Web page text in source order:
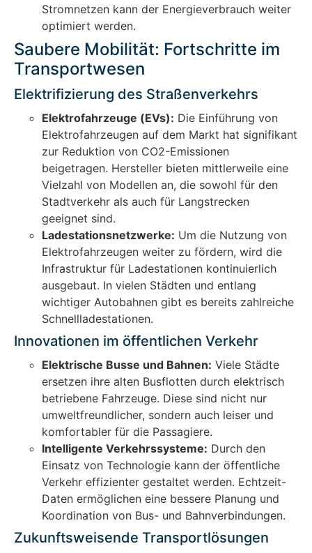
Stromnetzen kann der Energieverbrauch weiter
optimiert werden.
Saubere Mobilität: Fortschritte im
Transportwesen
Elektrifizierung des Straßenverkehrs
Elektrofahrzeuge (EVs): Die Einführung von
Elektrofahrzeugen auf dem Markt hat signifikant
zur Reduktion von CO2-Emissionen
beigetragen. Hersteller bieten mittlerweile eine
Vielzahl von Modellen an, die sowohl für den
Stadtverkehr als auch für Langstrecken
geeignet sind.
Ladestationsnetzwerke: Um die Nutzung von
Elektrofahrzeugen weiter zu fördern, wird die
Infrastruktur für Ladestationen kontinuierlich
ausgebaut. In vielen Städten und entlang
wichtiger Autobahnen gibt es bereits zahlreiche
Schnellladestationen.
Innovationen im öffentlichen Verkehr
Elektrische Busse und Bahnen: Viele Städte
ersetzen ihre alten Busflotten durch elektrisch
betriebene Fahrzeuge. Diese sind nicht nur
umweltfreundlicher, sondern auch leiser und
komfortabler für die Passagiere.
Intelligente Verkehrssysteme: Durch den
Einsatz von Technologie kann der öffentliche
Verkehr effizienter gestaltet werden. Echtzeit-
Daten ermöglichen eine bessere Planung und
Koordination von Bus- und Bahnverbindungen.
Zukunftsweisende Transportlösungen